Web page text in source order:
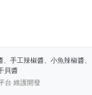
手工辣椒醬、小魚辣椒醬、
貝醬
台 維護開發